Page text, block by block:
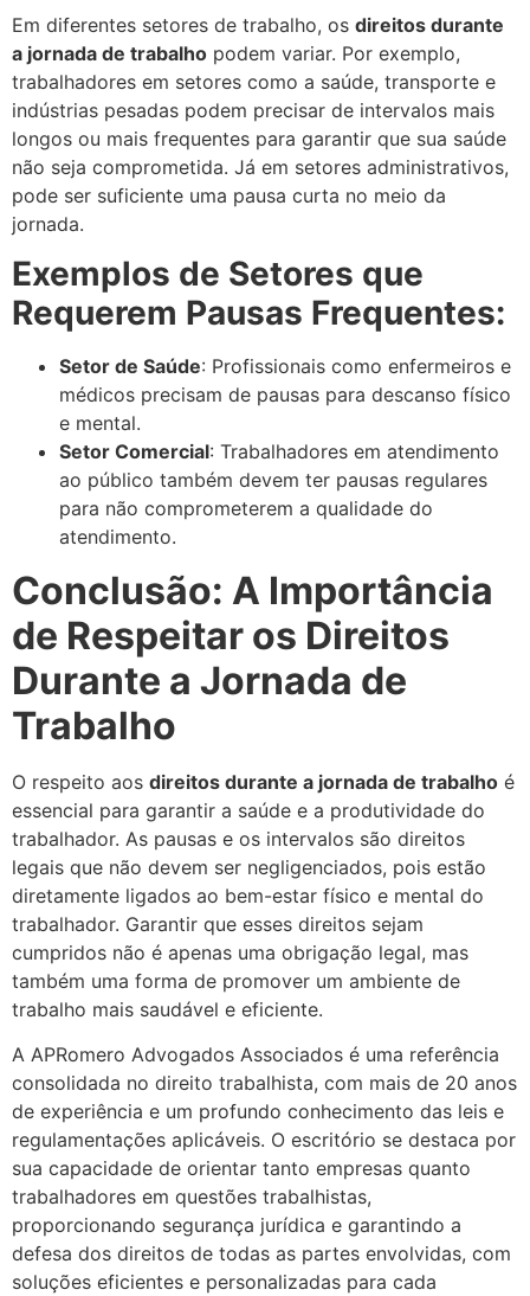
Em diferentes setores de trabalho, os direitos durante
a jornada de trabalho podem variar. Por exemplo,
trabalhadores em setores como a saúde, transporte e
indústrias pesadas podem precisar de intervalos mais
longos ou mais frequentes para garantir que sua saúde
não seja comprometida. Já em setores administrativos,
pode ser suficiente uma pausa curta no meio da
jornada.
Exemplos de Setores que
Requerem Pausas Frequentes:
Setor de Saúde: Profissionais como enfermeiros e
médicos precisam de pausas para descanso físico
e mental.
Setor Comercial: Trabalhadores em atendimento
ao público também devem ter pausas regulares
para não comprometerem a qualidade do
atendimento.
Conclusão: A Importância
de Respeitar os Direitos
Durante a Jornada de
Trabalho
O respeito aos direitos durante a jornada de trabalho é
essencial para garantir a saúde e a produtividade do
trabalhador. As pausas e os intervalos são direitos
legais que não devem ser negligenciados, pois estão
diretamente ligados ao bem-estar físico e mental do
trabalhador. Garantir que esses direitos sejam
cumpridos não é apenas uma obrigação legal, mas
também uma forma de promover um ambiente de
trabalho mais saudável e eficiente.
A APRomero Advogados Associados é uma referência
consolidada no direito trabalhista, com mais de 20 anos
de experiência e um profundo conhecimento das leis e
regulamentações aplicáveis. O escritório se destaca por
sua capacidade de orientar tanto empresas quanto
trabalhadores em questões trabalhistas,
proporcionando segurança jurídica e garantindo a
defesa dos direitos de todas as partes envolvidas, com
soluções eficientes e personalizadas para cada